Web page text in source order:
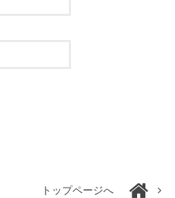
トップページへ